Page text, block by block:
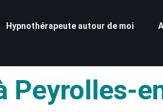
Hypnothérapeute autour de moi
Peyrolles-